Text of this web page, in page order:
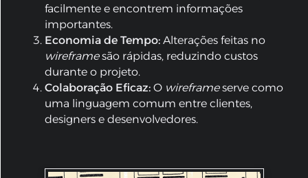
facilmente e encontrem informações
importantes.
Economia de Tempo: Alterações feitas no
wireframesão rápidas, reduzindo custos
durante o projeto.
Colaboração Eficaz: O wireframeserve como
uma linguagem comum entre clientes,
designers e desenvolvedores.